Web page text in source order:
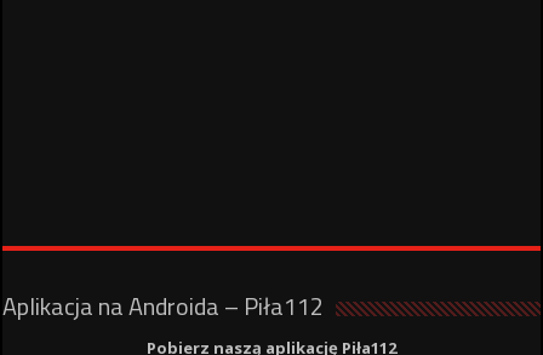
Aplikacja na Androida – Piła112
Pobierz naszą aplikację Piła112